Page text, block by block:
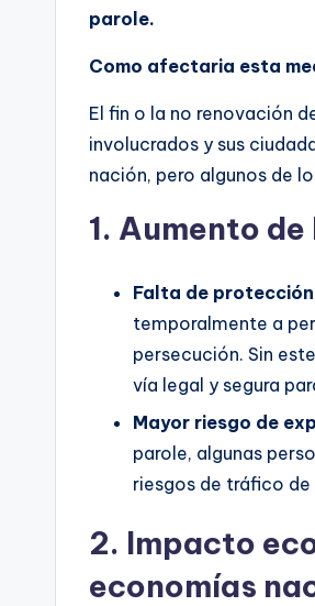
parole.
Como afectaria esta
El fin o la no renovación
involucrados y sus
nación, pero algunos de
1. Aumento
Falta de
temporalmente a
persecución. Sin
vía legal y segura
Mayor riesgo de
parole, algunas
riesgos de tráfico
2. Impacto
economías